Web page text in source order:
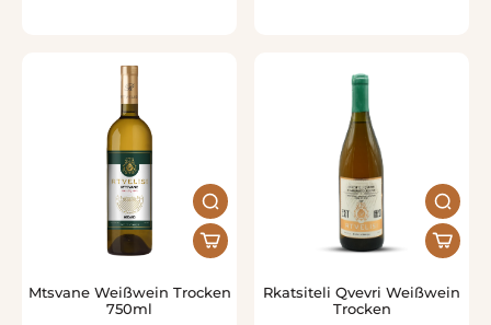
Mtsvane Weißwein Trocken
750ml
Rkatsiteli Qvevri Weißwein
Trocken